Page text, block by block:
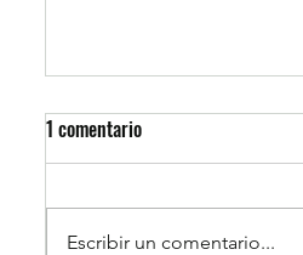
1 comentario
Escribir un comentario...